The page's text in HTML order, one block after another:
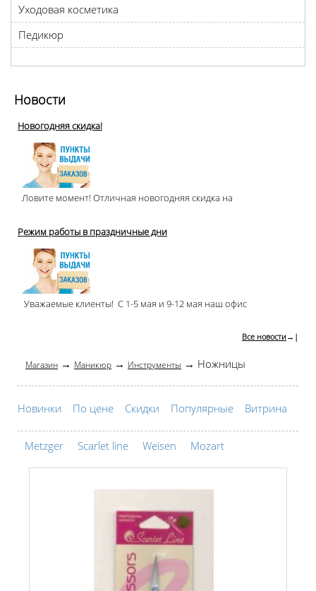
Уходовая косметика
Педикюр
Новости
Новогодняя скидка!
Ловите момент! Отличная новогодняя скидка на
Режим работы в праздничные дни
Уважаемые клиенты! С 1-5 мая и 9-12 мая наш офис
Все новости →|
Магазин → Маникюр → Инструменты → Ножницы
Новинки По цене Скидки Популярные Витрина
Metzger Scarlet line Weisen Mozart